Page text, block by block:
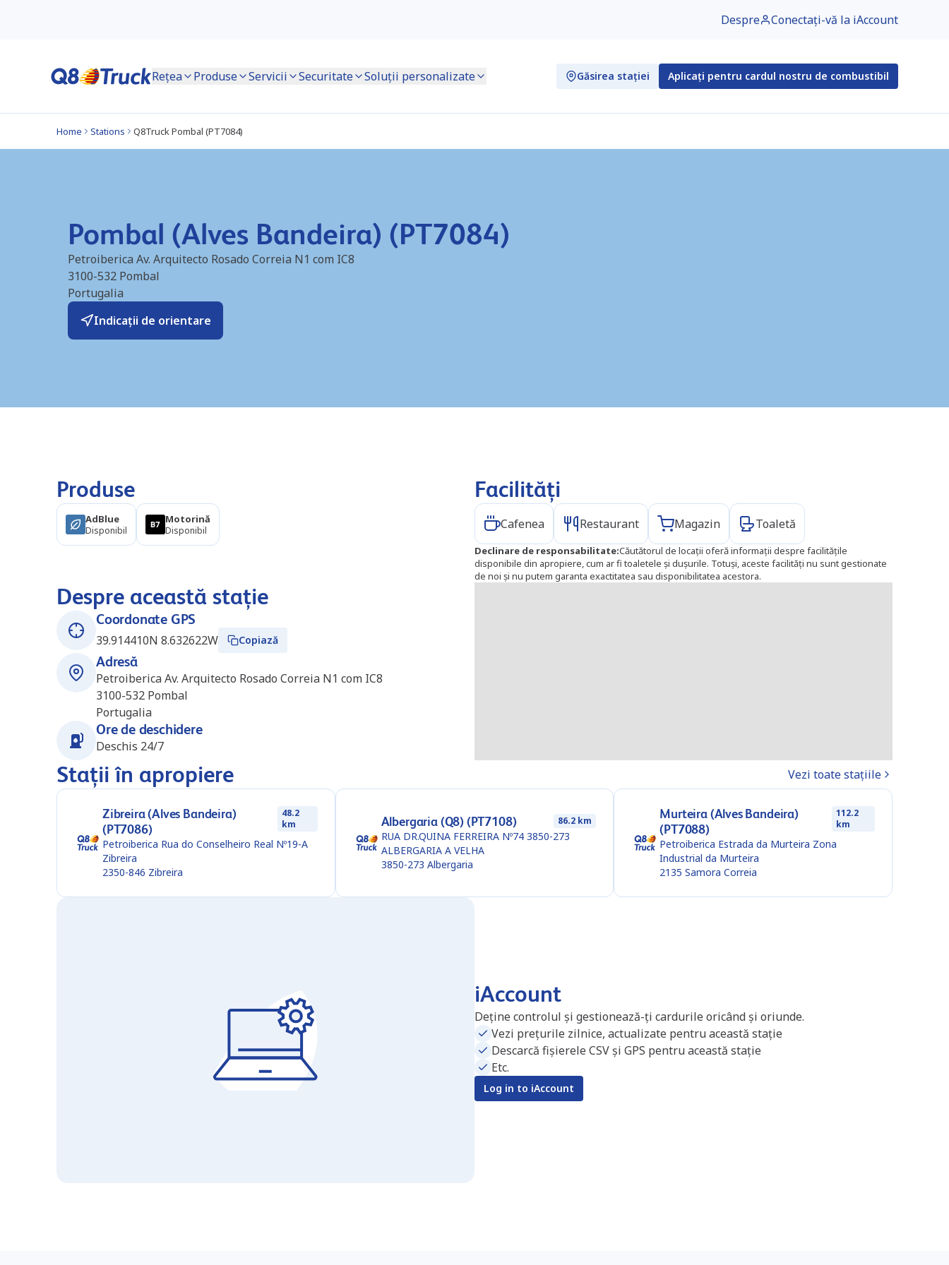
Despre Conectați-vă la iAccount
Rețea Produse Servicii Securitate Soluții personalizate Găsirea stației Aplicați pentru cardul nostru de combustibil
Home Stations Q8Truck Pombal (PT7084)
Pombal (Alves Bandeira) (PT7084)
Petroiberica Av. Arquitecto Rosado Correia N1 com IC8
3100-532 Pombal
Portugalia
Indicații de orientare
Produse
AdBlue
Disponibil
Motorină
Disponibil
Facilități
Cafenea Restaurant Magazin Toaletă
Declinare de responsabilitate:Căutătorul de locații oferă informații despre facilitățile
disponibile din apropiere, cum ar fi toaletele și dușurile. Totuși, aceste facilități nu sunt gestionate
de noi și nu putem garanta exactitatea sau disponibilitatea acestora.
Despre această stație
Coordonate GPS
39.914410N 8.632622W
Copiază
Adresă
Petroiberica Av. Arquitecto Rosado Correia N1 com IC8
3100-532 Pombal
Portugalia
Ore de deschidere
Deschis 24/7
Stații în apropiere Vezi toate stațiile
Zibreira (Alves Bandeira)
(PT7086)
48.2
km
Petroiberica Rua do Conselheiro Real Nº19-A
Zibreira
2350-846 Zibreira
Albergaria (Q8) (PT7108) 86.2 km
RUA DR.QUINA FERREIRA Nº74 3850-273
ALBERGARIA A VELHA
3850-273 Albergaria
Murteira (Alves Bandeira)
(PT7088)
112.2
km
Petroiberica Estrada da Murteira Zona
Industrial da Murteira
2135 Samora Correia
iAccount
Deține controlul și gestionează-ți cardurile oricând și oriunde.
Vezi prețurile zilnice, actualizate pentru această stație
Descarcă fișierele CSV și GPS pentru această stație
Etc.
Log in to iAccount